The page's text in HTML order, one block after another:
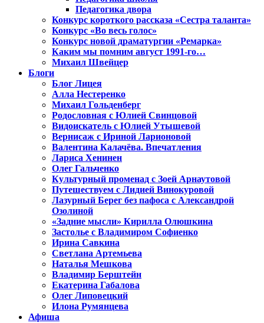
Педагогика двора
Конкурс короткого рассказа «Сестра таланта»
Конкурс «Во весь голос»
Конкурс новой драматургии «Ремарка»
Каким мы помним август 1991-го…
Михаил Швейцер
Блоги
Блог Лицея
Алла Нестеренко
Михаил Гольденберг
Родословная с Юлией Свинцовой
Видоискатель с Юлией Утышевой
Вернисаж с Ириной Ларионовой
Валентина Калачёва. Впечатления
Лариса Хенинен
Олег Гальченко
Культурный променад с Зоей Арнаутовой
Путешествуем с Лидией Винокуровой
Лазурный Берег без пафоса с Александрой
Озолиной
«Задние мысли» Кирилла Олюшкина
Застолье с Владимиром Софиенко
Ирина Савкина
Светлана Артемьева
Наталья Мешкова
Владимир Берштейн
Екатерина Габалова
Олег Липовецкий
Илона Румянцева
Афиша